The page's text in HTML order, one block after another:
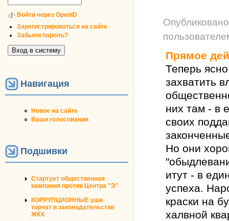
Войти через OpenID
Зарегистрироваться на сайте
Забыли пароль?
Навигация
Новое на сайте
Ваши голосования
Подшивки
Стартует общественная
кампания против Центра "Э"
КОРРУПЦИОННЫЕ уши
торчат в законодательстве
ЖКХ
Прямое
Теперь
захватить
них там - в
своих
Но они
итут - в
успеха.
краски на
халвной